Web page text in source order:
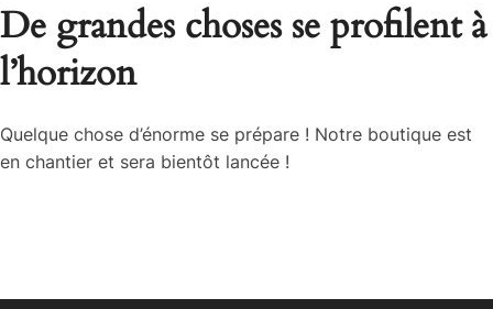
De grandes choses se profilent à
l’horizon
Quelque chose d’énorme se prépare ! Notre boutique est
en chantier et sera bientôt lancée !